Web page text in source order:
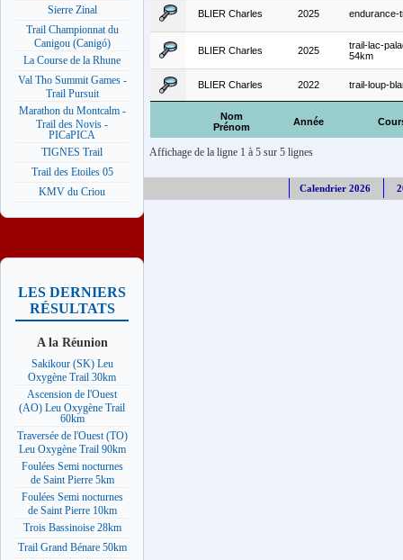
Sierre Zinal
Trail Championnat du
Canigou (Canigó)
La Course de la Rhune
Val Tho Summit Games -
Trail Pursuit
Marathon du Montcalm -
Trail des Novis -
PICaPICA
TIGNES Trail
Trail des Etoiles 05
KMV du Criou
LES DERNIERS
RÉSULTATS
A la Réunion
Sakikour (SK) Leu
Oxygène Trail 30km
Ascension de l'Ouest
(AO) Leu Oxygène Trail
60km
Traversée de l'Ouest (TO)
Leu Oxygène Trail 90km
Foulées Semi nocturnes
de Saint Pierre 5km
Foulées Semi nocturnes
de Saint Pierre 10km
Trois Bassinoise 28km
Trail Grand Bénare 50km
Nom
Prénom
Année
BLIER Charles 2025 endurance-
BLIER Charles 2025
trail-lac-
54km
BLIER Charles 2022 trail-loup-
Affichage de la ligne 1 à 5 sur 5 lignes
Calendrier 2026